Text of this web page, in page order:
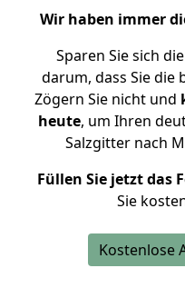
Wir haben immer
Sparen Sie sich
darum, dass Sie die
Zögern Sie nicht und
heute, um Ihren
Salzgitter nach
Füllen Sie jetzt das
Sie
Kostenlose